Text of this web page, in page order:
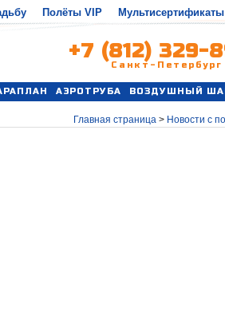
Полёты VIP Мультисертификаты
+7 (812) 329-
Санкт-Петербург
АЭРОТРУБА ВОЗДУШНЫЙ
Главная страница> Новости с